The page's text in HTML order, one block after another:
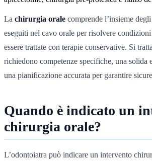
La chirurgia orale comprende l’insieme
eseguiti nel cavo orale per risolvere
essere trattate con terapie conservative. Si
richiedono competenze specifiche, una solida
una pianificazione accurata per garantire
Quando è indicato un
chirurgia orale?
L’odontoiatra può indicare un intervento